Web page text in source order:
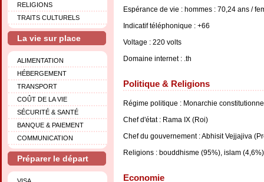
RELIGIONS
TRAITS CULTURELS
La vie sur place
ALIMENTATION
HÉBERGEMENT
TRANSPORT
COÛT DE LA VIE
SÉCURITÉ & SANTÉ
BANQUE & PAIEMENT
COMMUNICATION
Préparer le départ
Espérance de vie : hommes : 70,24 ans /
Indicatif téléphonique : +66
Voltage : 220 volts
Domaine internet : .th
Politique & Religions
Régime politique : Monarchie
Chef d'état : Rama IX (Roi)
Chef du gouvernement : Abhisit Vejjajiva
Religions : bouddhisme (95%), islam
Economie